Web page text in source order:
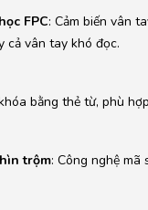
FPC: Cảm biến vân
cả vân tay khó đọc.
bằng thẻ từ, phù
trộm: Công nghệ mã